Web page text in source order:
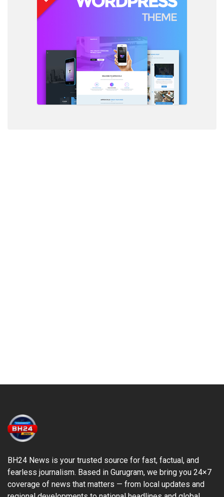
BH24 News is your trusted source for fast, factual, and
fearless journalism. Based in Gurugram, we bring you 24×7
coverage of news that matters — from local updates and